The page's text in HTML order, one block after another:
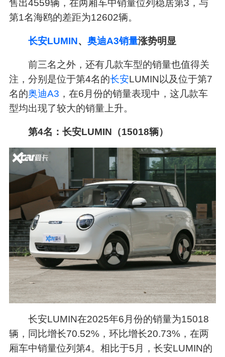
售出4559辆，在两厢车中销量位列稳居第3，与
第1名海鸥的差距为12602辆。
长安LUMIN、奥迪A3销量涨势明显
前三名之外，还有几款车型的销量也值得关
注，分别是位于第4名的长安LUMIN以及位于第7
名的奥迪A3 ，在6月份的销量表现中，这几款车
型均出现了较大的销量上升。
第4名：长安LUMIN（15018辆）
长安LUMIN在2025年6月份的销量为15018
辆，同比增长70.52%，环比增长20.73%，在两
厢车中销量位列第4。相比于5月，长安LUMIN的